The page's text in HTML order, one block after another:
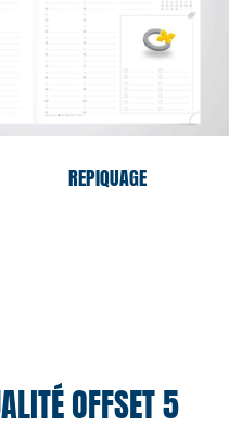
REPIQUAGE
OFFSET 5